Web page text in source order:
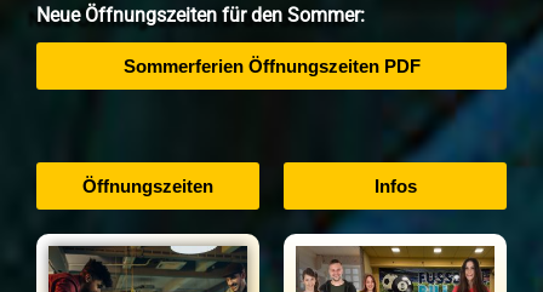
Neue Öffnungszeiten für den Sommer:
Sommerferien Öffnungszeiten PDF
Öffnungszeiten Infos